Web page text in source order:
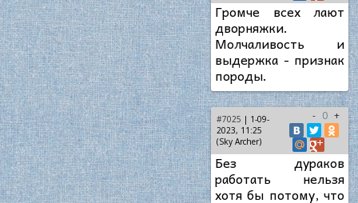
Громче всех лают
дворняжки.
Молчаливость и
выдержка - признак
породы.
#7025 | 1-09-
2023, 11:25
(Sky Archer)
- 0 +
Без дураков
работать нельзя
хотя бы потому, что